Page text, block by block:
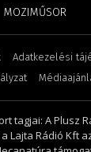
MOZIMŰSOR
Adatkezelési
tagjai: A Plusz
Lajta Rádió Kft